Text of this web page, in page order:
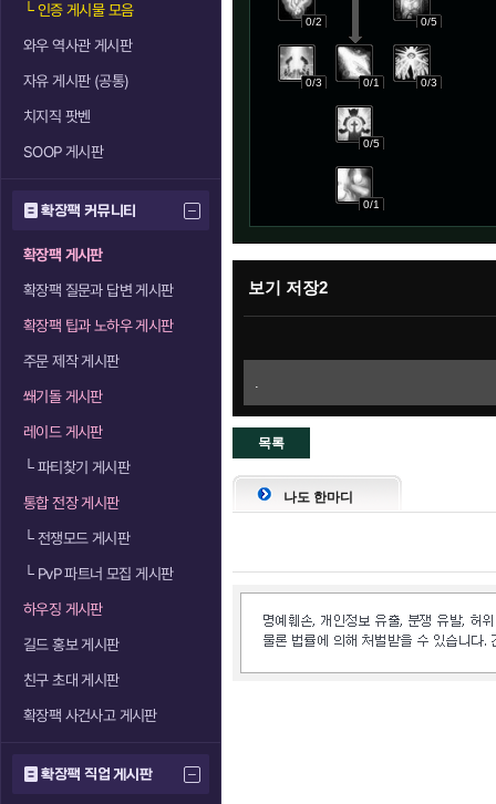
└인증 게시물 모음
와우 역사관 게시판
자유 게시판 (공통)
치지직 팟벤
SOOP 게시판
확장팩 커뮤니티
확장팩 게시판
확장팩 질문과 답변 게시판
확장팩 팁과 노하우 게시판
주문 제작 게시판
쐐기돌 게시판
레이드 게시판
└파티찾기 게시판
통합 전장 게시판
└전쟁모드 게시판
└PvP 파트너 모집 게시판
하우징 게시판
길드 홍보 게시판
친구 초대 게시판
확장팩 사건사고 게시판
확장팩 직업 게시판
0/2 0/5
0/3 0/1 0/3
0/5
0/1
보기 저장2
.
목록
으로
나도 한마디